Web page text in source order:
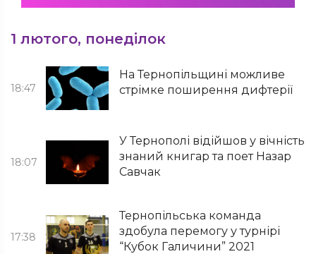
1 лютого, понеділок
18:47
На Тернопільщині можливе
стрімке поширення дифтерії
18:07
У Тернополі відійшов у вічність
знаний книгар та поет Назар
Савчак
17:38
Тернопільська команда
здобула перемогу у турнірі
“Кубок Галичини” 2021